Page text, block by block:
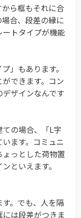
ら框もそれに合
合、段差の縁に
トタイプが機能
」もあります。
できます。コン
ザインなんです
の場合、「L字
ます。コミュニ
っとした荷物置
といえます。
。でも、人を隔
は段差がつきま